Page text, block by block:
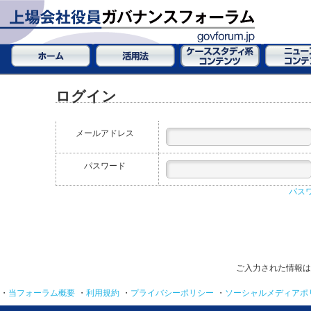
ログイン
メールアドレス
パスワード
パス
ご入力された情報
・ 当フォーラム概要 ・ 利用規約 ・ プライバシーポリシー ・ ソーシャルメディアポ